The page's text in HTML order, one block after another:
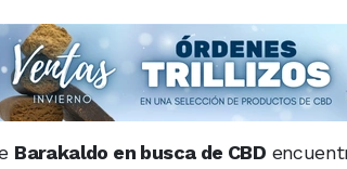
Barakaldo en busca de CBD